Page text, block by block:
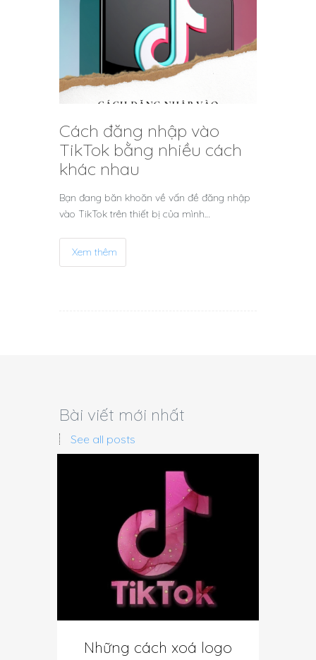
Cách đăng nhập vào
TikTok bằng nhiều cách
khác nhau
Bạn đang băn khoăn về vấn đề đăng nhập
vào TikTok trên thiết bị của mình…
Xem thêm
Bài viết mới nhất
See all posts
Những cách xoá logo